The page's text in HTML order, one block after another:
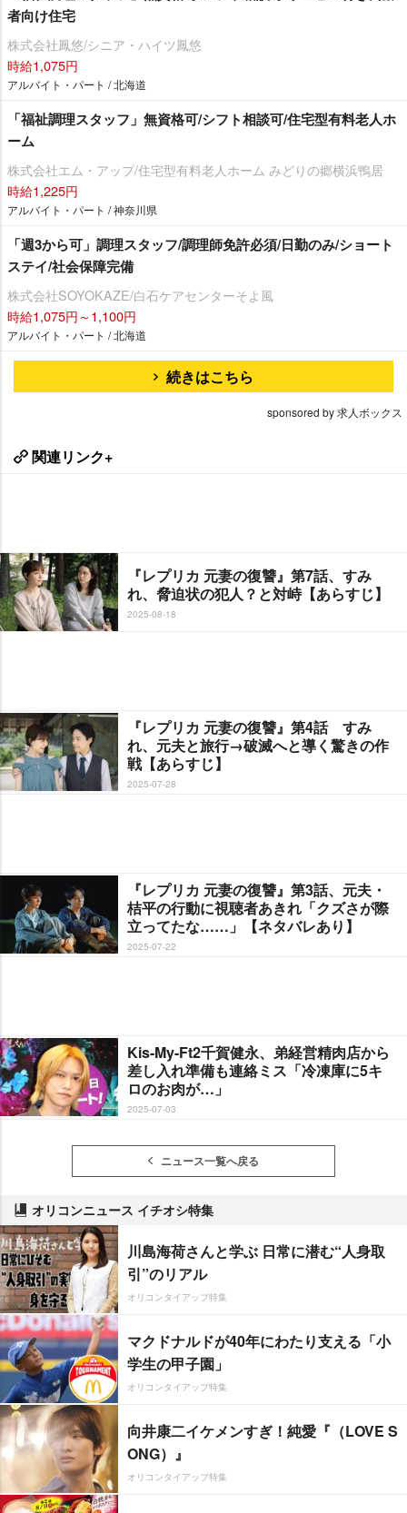
者向け住宅
株式会社鳳悠/シニア・ハイツ鳳悠
時給1,075円
アルバイト・パート / 北海道
「福祉調理スタッフ」無資格可/シフト相談可/住宅型有料老人ホ
ーム
株式会社エム・アップ/住宅型有料老人ホーム みどりの郷横浜鴨居
時給1,225円
アルバイト・パート / 神奈川県
「週3から可」調理スタッフ/調理師免許必須/日勤のみ/ショート
ステイ/社会保障完備
株式会社SOYOKAZE/白石ケアセンターそよ風
時給1,075円～1,100円
アルバイト・パート / 北海道
続きはこちら
sponsored by 求人ボックス
関連リンク+
『レプリカ 元妻の復讐』第7話、すみ
れ、脅迫状の犯人？と対峙【あらすじ】
2025-08-18
『レプリカ 元妻の復讐』第4話 すみ
れ、元夫と旅行→破滅へと導く驚きの作
戦【あらすじ】
2025-07-28
『レプリカ 元妻の復讐』第3話、元夫・
桔平の行動に視聴者あきれ「クズさが際
立ってたな……」【ネタバレあり】
2025-07-22
Kis-My-Ft2千賀健永、弟経営精肉店から
差し入れ準備も連絡ミス「冷凍庫に5キ
ロのお肉が…」
2025-07-03
ニュース一覧へ戻る
オリコンニュース イチオシ特集
川島海荷さんと学ぶ 日常に潜む“人身取
引”のリアル
オリコンタイアップ特集
マクドナルドが40年にわたり支える「小
学生の甲子園」
オリコンタイアップ特集
向井康二イケメンすぎ！純愛『（LOVE S
ONG）』
オリコンタイアップ特集